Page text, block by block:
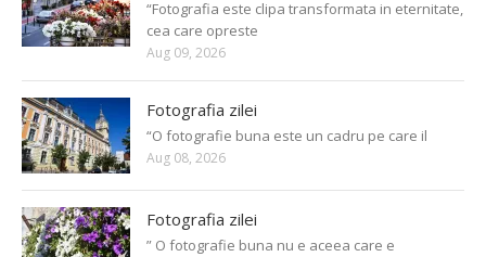
“Fotografia este clipa transformata in eternitate,
cea care opreste
Aug 09, 2026
Fotografia zilei
“O fotografie buna este un cadru pe care il
Aug 08, 2026
Fotografia zilei
” O fotografie buna nu e aceea care e